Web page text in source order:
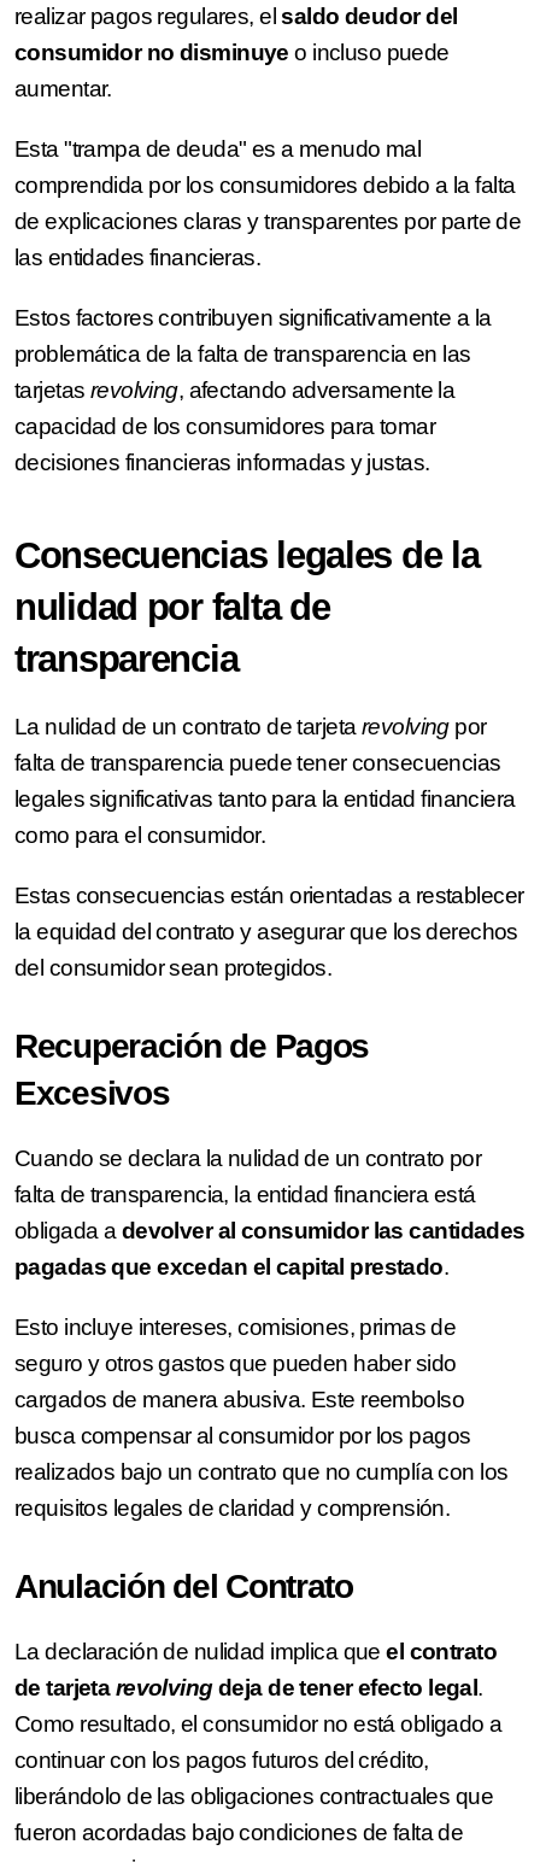
realizar pagos regulares, elsaldo deudor del
consumidor no disminuye o incluso puede
aumentar.
Esta "trampa de deuda" es a menudo mal
comprendida por los consumidores debido a la falta
de explicaciones claras y transparentes por parte de
las entidades financieras.
Estos factores contribuyen significativamente a la
problemática de la falta de transparencia en las
tarjetas revolving, afectando adversamente la
capacidad de los consumidores para tomar
decisiones financieras informadas y justas.
Consecuencias legales de la
nulidad por falta de
transparencia
La nulidad de un contrato de tarjeta revolving por
falta de transparencia puede tener consecuencias
legales significativas tanto para la entidad financiera
como para el consumidor.
Estas consecuencias están orientadas a restablecer
la equidad del contrato y asegurar que los derechos
del consumidor sean protegidos.
Recuperación de Pagos
Excesivos
Cuando se declara la nulidad de un contrato por
falta de transparencia, la entidad financiera está
obligada a devolver al consumidor las cantidades
pagadas que excedan el capital prestado.
Esto incluye intereses, comisiones, primas de
seguro y otros gastos que pueden haber sido
cargados de manera abusiva. Este reembolso
busca compensar al consumidor por los pagos
realizados bajo un contrato que no cumplía con los
requisitos legales de claridad y comprensión.
Anulación del Contrato
La declaración de nulidad implica queel contrato
de tarjetarevolvingdeja de tener efecto legal.
Como resultado, el consumidor no está obligado a
continuar con los pagos futuros del crédito,
liberándolo de las obligaciones contractuales que
fueron acordadas bajo condiciones de falta de